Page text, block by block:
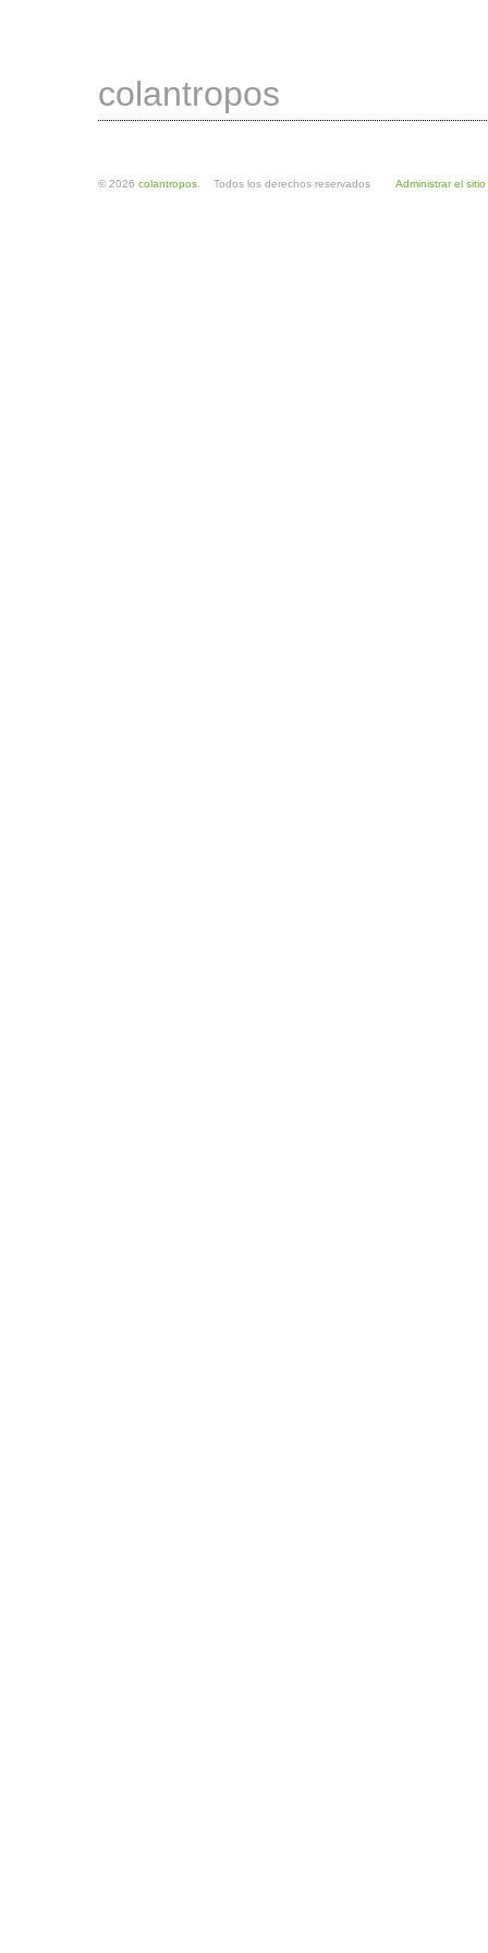
colantropos
© 2026 colantropos . Todos los derechos reservados Administrar el sitio